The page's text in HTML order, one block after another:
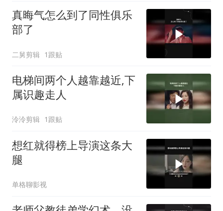
真晦气怎么到了同性俱乐
部了
二舅剪辑 1跟贴
电梯间两个人越靠越近,下
属识趣走人
泠泠剪辑 1跟贴
想红就得榜上导演这条大
腿
单格聊影视